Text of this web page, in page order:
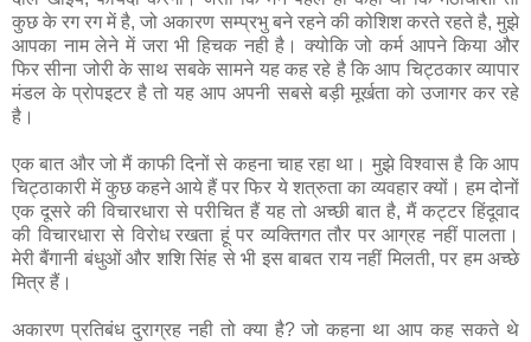
कुछ के रग रग में है, जो अकारण सम्‍प्रभु बने रहने की कोशिश करते रहते है, मुझे
आपका नाम लेने में जरा भी हिचक नही है। क्‍योकि जो कर्म आपने किया और
फिर सीना जोरी के साथ सबके सामने यह कह रहे है कि आप चिट्ठकार व्‍यापार
मंडल के प्रोपइटर है तो यह आप अपनी सबसे बड़ी मूर्खता को उजागर कर रहे
है।
एक बात और जो मैं काफी दिनों से कहना चाह रहा था। मुझे विश्वास है कि आप
चिट्ठाकारी में कुछ कहने आये हैं पर फिर ये शत्रुता का व्यवहार क्यों। हम दोनों
एक दूसरे की विचारधारा से परीचित हैं यह तो अच्छी बात है, मैं कट्टर हिंदूवाद
की विचारधारा से विरोध रखता हूं पर व्यक्तिगत तौर पर आग्रह नहीं पालता।
मेरी बैंगानी बंधुओं और शशि सिंह से भी इस बाबत राय नहीं मिलती, पर हम अच्छे
मित्र हैं।
अकारण प्रतिबंध दुराग्रह नही तो क्‍या है? जो कहना था आप कह सकते थे